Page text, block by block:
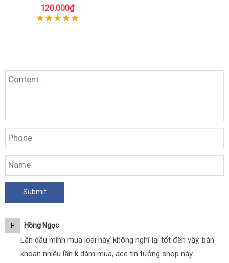
120.000₫
H Hồng Ngọc
Lần dầu mình mua loai này, không nghĩ lại tốt đến vậy, băn
khoan nhiều lần k dám mua, ace tin tưởng shop này